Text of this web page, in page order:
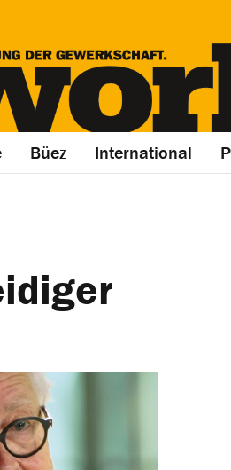
Büez International